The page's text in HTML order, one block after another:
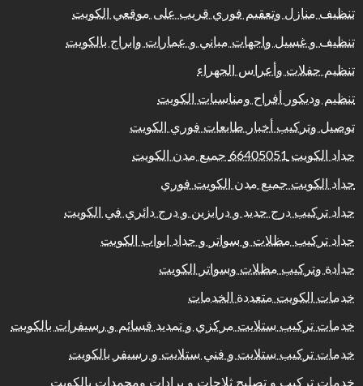
تنظيف منازل وتعقيم فوري قريب على موقعي الكويت
تنظيف و غسيل واجهات مباني و عمارات وابراج بالكويت
تنظيم حفلات وأعراس الجهراء
تنظيم وديكور أفراح ومناسبات الكويت
توصيل وتركيب أخبار طابعات فوري الكويت
حداد الكويت 66405051 جميع مدن الكويت
حداد الكويت جميع مدن الكويت فوري
حداد تركيب درج حديد و درابزين و درج دائري في الكويت
حداد تركيب مظلات و سواتر و حداد ابواب الكويت
حدادة وتركيب مظلات وسواتر الكويت
خدمات الكويت متعددة الخدمات
خدمات تركيب ستلايت مركزي و تمديد قسائم و رسيفرات بالكويت
خدمات تركيب ستلايت و فني ستلايت و رسيفر بالكويت
خدمات تركيب و تصليح ثلاجات و برادات ومجمدات بالكويت